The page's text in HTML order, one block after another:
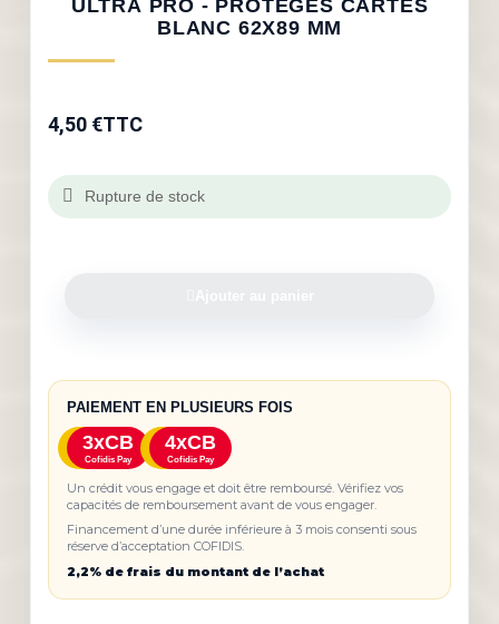
ULTRA PRO - PROTEGES CARTES
BLANC 62X89 MM
4,50 €TTC
Rupture de stock
PAIEMENT EN PLUSIEURS FOIS
3xCB
Cofidis Pay
4xCB
Cofidis Pay
Un crédit vous engage et doit être remboursé. Vérifiez vos
capacités de remboursement avant de vous engager.
Financement d’une durée inférieure à 3 mois consenti sous
réserve d’acceptation COFIDIS.
2,2% de frais du montant de l’achat